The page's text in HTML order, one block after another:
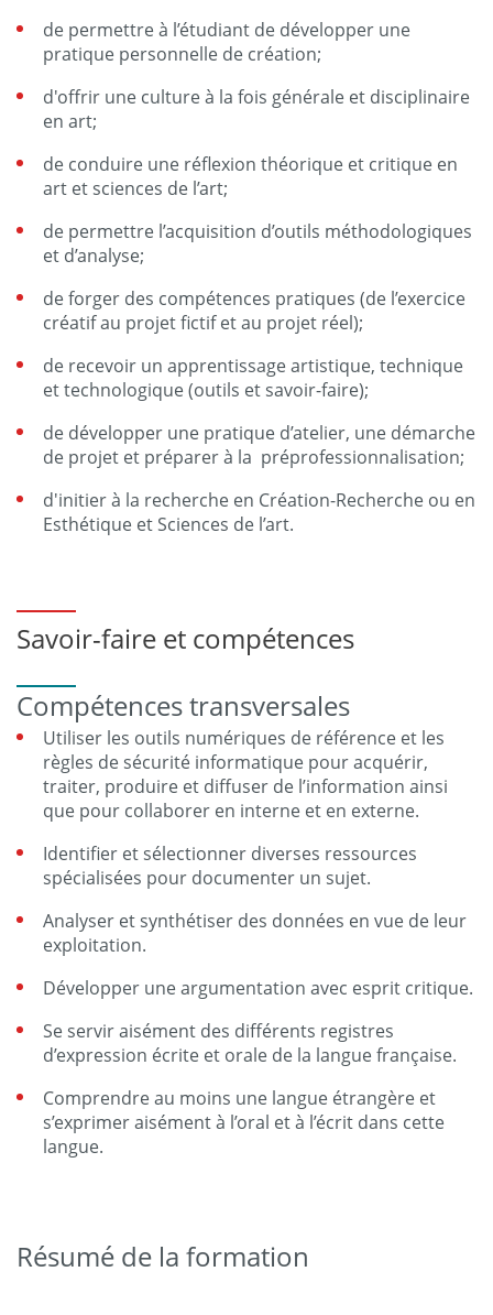
de permettre à l’étudiant de développer une
pratique personnelle de création;
d'offrir une culture à la fois générale et disciplinaire
en art;
de conduire une réflexion théorique et critique en
art et sciences de l’art;
de permettre l’acquisition d’outils méthodologiques
et d’analyse;
de forger des compétences pratiques (de l’exercice
créatif au projet fictif et au projet réel);
de recevoir un apprentissage artistique, technique
et technologique (outils et savoir-faire);
de développer une pratique d’atelier, une démarche
de projet et préparer à la préprofessionnalisation;
d'initier à la recherche en Création-Recherche ou en
Esthétique et Sciences de l’art.
Savoir-faire et compétences
Compétences transversales
Utiliser les outils numériques de référence et les
règles de sécurité informatique pour acquérir,
traiter, produire et diffuser de l’information ainsi
que pour collaborer en interne et en externe.
Identifier et sélectionner diverses ressources
spécialisées pour documenter un sujet.
Analyser et synthétiser des données en vue de leur
exploitation.
Développer une argumentation avec esprit critique.
Se servir aisément des différents registres
d’expression écrite et orale de la langue française.
Comprendre au moins une langue étrangère et
s’exprimer aisément à l’oral et à l’écrit dans cette
langue.
Résumé de la formation